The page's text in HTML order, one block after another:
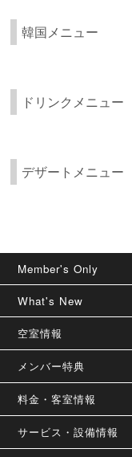
韓国メニュー
ドリンクメニュー
デザートメニュー
Member's Only
What's New
空室情報
メンバー特典
料金・客室情報
サービス・設備情報